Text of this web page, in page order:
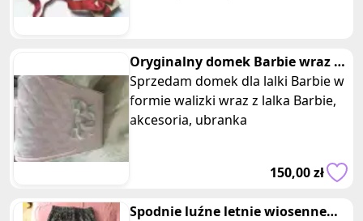
Oryginalny domek Barbie wraz z
lalka i akcesoriami
Sprzedam domek dla lalki Barbie w
formie walizki wraz z lalka Barbie,
akcesoria, ubranka
150,00 zł
Spodnie luźne letnie wiosenne